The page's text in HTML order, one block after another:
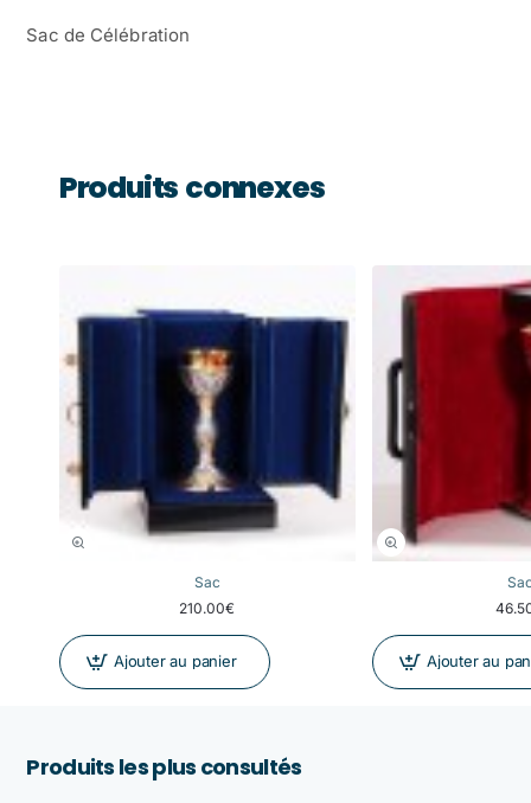
Sac de Célébration
Produits connexes
Sac
210.00€
Ajouter au panier Ajouter au
Produits les plus consultés